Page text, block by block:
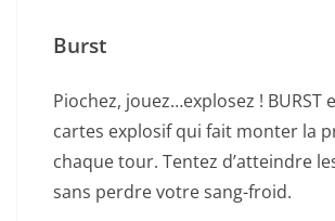
Burst
Piochez, jouez…explosez ! BURST
cartes explosif qui fait monter la
chaque tour. Tentez d’atteindre
sans perdre votre sang-froid.